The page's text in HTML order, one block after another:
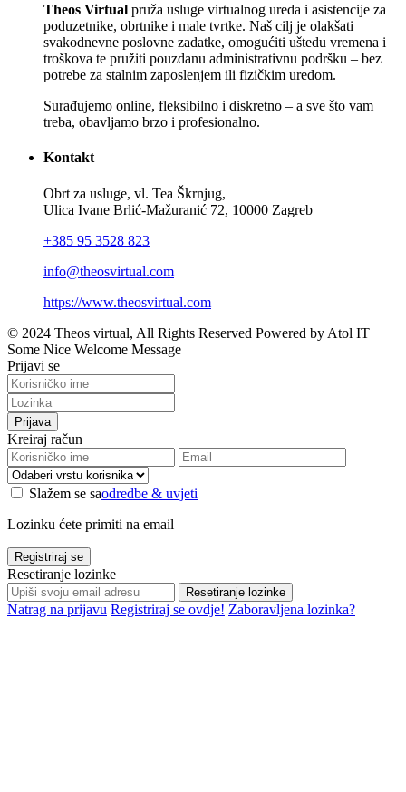
Theos Virtual pruža usluge virtualnog ureda i asistencije za
poduzetnike, obrtnike i male tvrtke. Naš cilj je olakšati
svakodnevne poslovne zadatke, omogućiti uštedu vremena i
troškova te pružiti pouzdanu administrativnu podršku – bez
potrebe za stalnim zaposlenjem ili fizičkim uredom.
Surađujemo online, fleksibilno i diskretno – a sve što vam
treba, obavljamo brzo i profesionalno.
Kontakt
Obrt za usluge, vl. Tea Škrnjug,
Ulica Ivane Brlić-Mažuranić 72, 10000 Zagreb
+385 95 3528 823
info@theosvirtual.com
https://www.theosvirtual.com
© 2024 Theos virtual, All Rights Reserved Powered by Atol IT
Some Nice Welcome Message
Prijavi se
Prijava
Kreiraj račun
Slažem se saodredbe & uvjeti
Lozinku ćete primiti na email
Registriraj se
Resetiranje lozinke
Resetiranje lozinke
Natrag na prijavu Registriraj se ovdje! Zaboravljena lozinka?